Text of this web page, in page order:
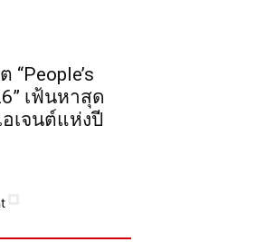
เฟ้นหาสุด
อเจนต์แห่งปี